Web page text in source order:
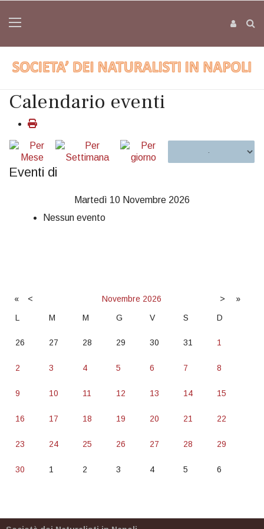
Calendario eventi
Eventi di
Martedì 10 Novembre 2026
Nessun evento
« < Novembre 2026 >
»
L
M M G V S D
26 27 28 29 30 31 1
2 3 4 5 6 7 8
9 10 11 12 13 14 15
16 17 18 19 20 21 22
23 24 25 26 27 28 29
30 1 2 3 4 5 6